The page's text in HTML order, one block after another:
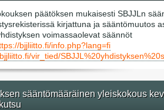
päätöksen mukaisesti SBJJLn
kirjattuna ja sääntömuutos
voimassaolevat säännöt
bjjliitto.fi/info.php?lang=fi
vir_tied/
sääntömääräinen yleiskokous